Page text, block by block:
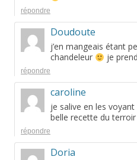
répondre
Doudoute
j’en mangeais étant
chandeleur
je
répondre
caroline
je salive en les voyant
belle recette du terroir
répondre
Doria